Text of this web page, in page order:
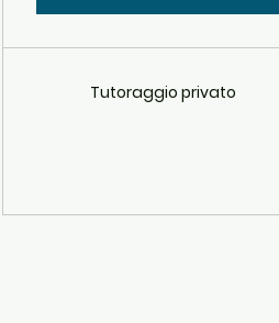
Tutoraggio privato